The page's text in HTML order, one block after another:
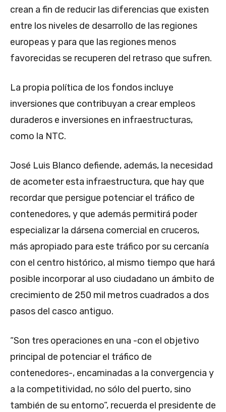
crean a fin de reducir las diferencias que existen
entre los niveles de desarrollo de las regiones
europeas y para que las regiones menos
favorecidas se recuperen del retraso que sufren.
La propia política de los fondos incluye
inversiones que contribuyan a crear empleos
duraderos e inversiones en infraestructuras,
como la NTC.
José Luis Blanco defiende, además, la necesidad
de acometer esta infraestructura, que hay que
recordar que persigue potenciar el tráfico de
contenedores, y que además permitirá poder
especializar la dársena comercial en cruceros,
más apropiado para este tráfico por su cercanía
con el centro histórico, al mismo tiempo que hará
posible incorporar al uso ciudadano un ámbito de
crecimiento de 250 mil metros cuadrados a dos
pasos del casco antiguo.
“Son tres operaciones en una -con el objetivo
principal de potenciar el tráfico de
contenedores-, encaminadas a la convergencia y
a la competitividad, no sólo del puerto, sino
también de su entorno”, recuerda el presidente de